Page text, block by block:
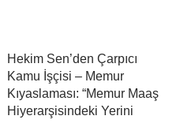
Hekim Sen’den Çarpıcı
Kamu İşçisi – Memur
Kıyaslaması: “Memur Maaş
Hiyerarşisindeki Yerini